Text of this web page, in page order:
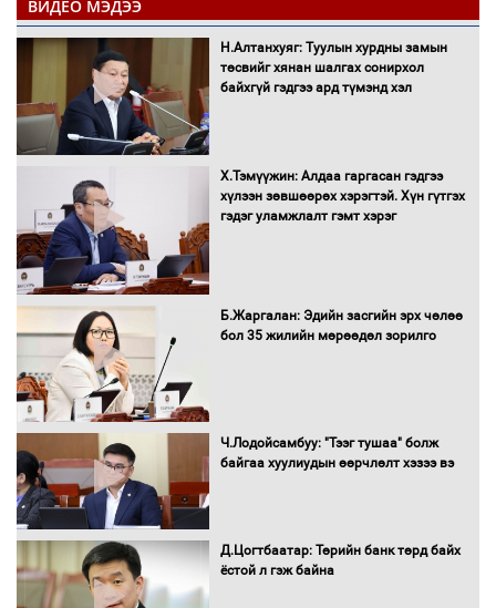
эрэгтэйчүүдийн волейболын тэмцээнд
оролцож байгаа баг тамирчдад
амжилт хүслээ
Автобензин, дизель түлшний онцгой
албан татварыг тэглэлээ
Санхүүгийн хэмнэлтийн горимд эрүүл
мэндийн салбар хамаарахгүй
Нөөцийн махны худалдаа,
борлуулалтыг нээлттэй ил тод
Монгол Улс “COP17”-д “Тал хээрийн
ВИДЕО МЭДЭЭ
Н.Алтанхуяг: Туулын хурдны замын
төсвийг хянан шалгах сонирхол
байхгүй гэдгээ ард түмэнд хэл
Х.Тэмүүжин: Алдаа гаргасан гэдгээ
хүлээн зөвшөөрөх хэрэгтэй. Хүн гүтгэх
гэдэг уламжлалт гэмт хэрэг
Б.Жаргалан: Эдийн засгийн эрх чөлөө
бол 35 жилийн мөрөөдөл зорилго
Ч.Лодойсамбуу: "Тээг тушаа" болж
байгаа хуулиудын өөрчлөлт хэзээ вэ
Д.Цогтбаатар: Төрийн банк төрд байх
ёстой л гэж байна